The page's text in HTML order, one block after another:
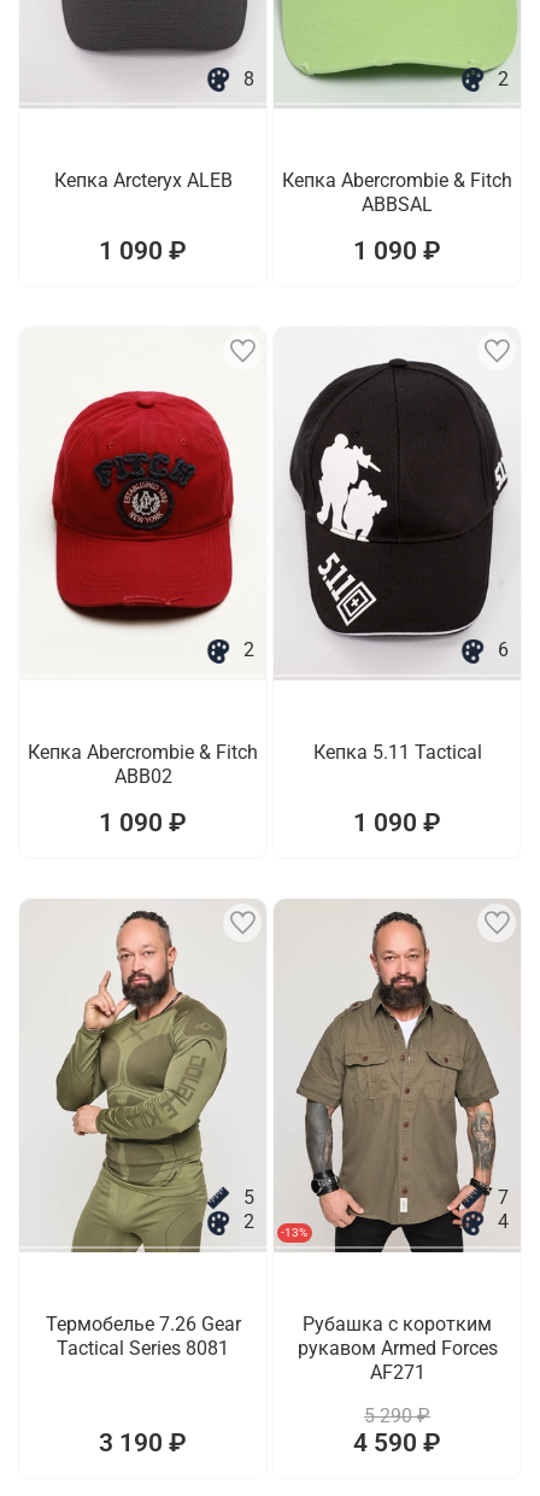
8
Кепка Arcteryx ALEB
1 090 ₽
2
Кепка Abercrombie & Fitch
ABBSAL
1 090 ₽
2
Кепка Abercrombie & Fitch
ABB02
1 090 ₽
6
Кепка 5.11 Tactical
1 090 ₽
5
2
Термобелье 7.26 Gear
Tactical Series 8081
3 190 ₽
-13%
7
4
Рубашка с коротким
рукавом Armed Forces
AF271
5 290 ₽
4 590 ₽